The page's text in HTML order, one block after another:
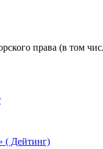
права (в том
( Дейтинг)